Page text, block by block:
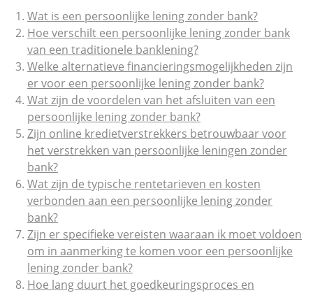
Wat is een persoonlijke lening zonder bank?
Hoe verschilt een persoonlijke lening zonder bank
van een traditionele banklening?
Welke alternatieve financieringsmogelijkheden zijn
er voor een persoonlijke lening zonder bank?
Wat zijn de voordelen van het afsluiten van een
persoonlijke lening zonder bank?
Zijn online kredietverstrekkers betrouwbaar voor
het verstrekken van persoonlijke leningen zonder
bank?
Wat zijn de typische rentetarieven en kosten
verbonden aan een persoonlijke lening zonder
bank?
Zijn er specifieke vereisten waaraan ik moet voldoen
om in aanmerking te komen voor een persoonlijke
lening zonder bank?
Hoe lang duurt het goedkeuringsproces en